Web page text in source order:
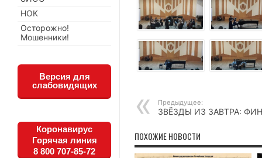
Предыдущее:
ЗВЁЗДЫ ИЗ ЗАВТРА:
ПОХОЖИЕ НОВОСТИ
НОК
Осторожно!
Мошенники!
Версия для
слабовидящих
Коронавирус
Горячая линия
8 800 707-85-72